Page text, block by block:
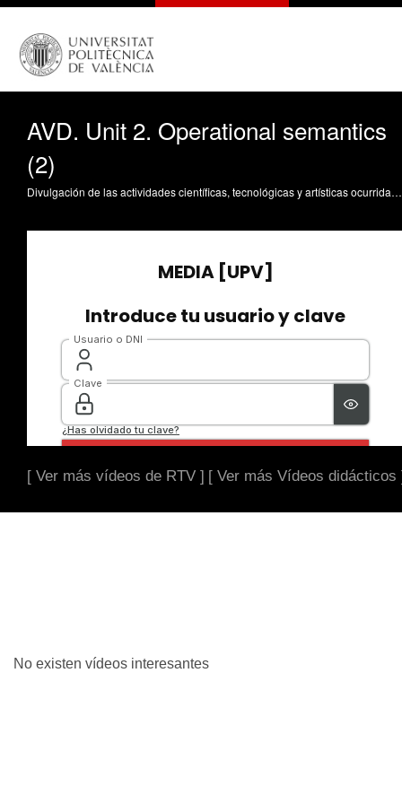
AVD. Unit 2. Operational semantics
(2)
Divulgación de las actividades científicas, tecnológicas y artísticas ocurridas en los tres campus de la UPV
[ Ver más vídeos de RTV ] [ Ver más Vídeos didácticos
No existen vídeos interesantes